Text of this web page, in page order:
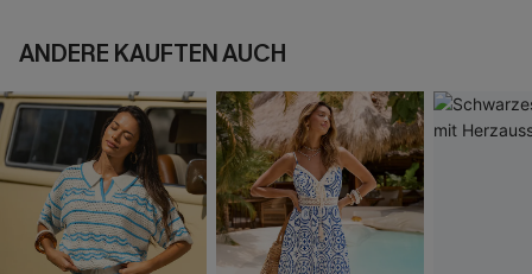
ANDERE KAUFTEN AUCH